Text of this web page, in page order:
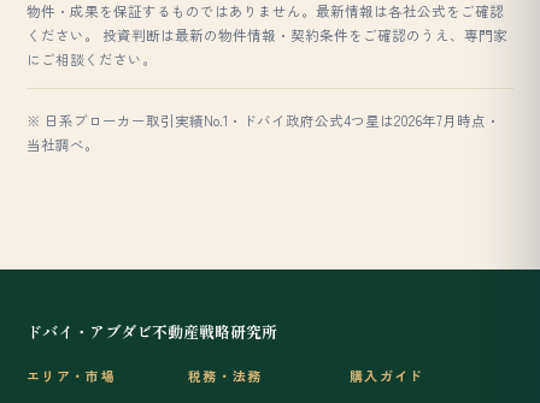
物件・成果を保証するものではありません。最新情報は各社公式をご確認
ください。 投資判断は最新の物件情報・契約条件をご確認のうえ、専門家
にご相談ください。
※ 日系ブローカー取引実績No.1・ドバイ政府公式4つ星は2026年7月時点・
当社調べ。
ドバイ・アブダビ不動産戦略研究所
エリア・市場 税務・法務 購入ガイド